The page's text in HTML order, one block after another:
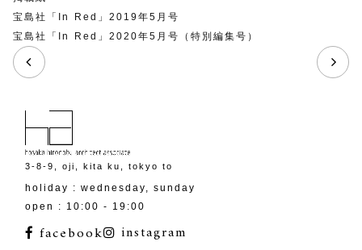
宝島社「In Red」2019年5月号
宝島社「In Red」2020年5月号（特別編集号）
3-8-9, oji, kita ku, tokyo to
holiday : wednesday, sunday
open : 10:00 - 19:00
facebook instagram